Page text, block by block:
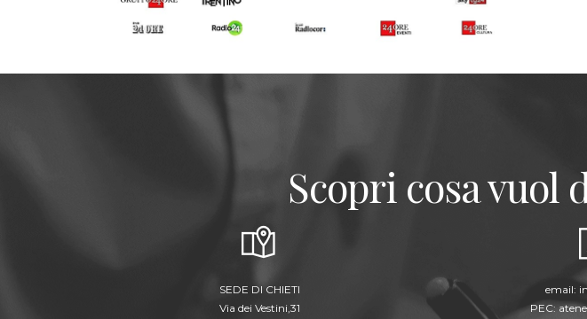
Scopri cosa vuol
SEDE DI CHIETI
Via dei Vestini,31
email:
PEC: